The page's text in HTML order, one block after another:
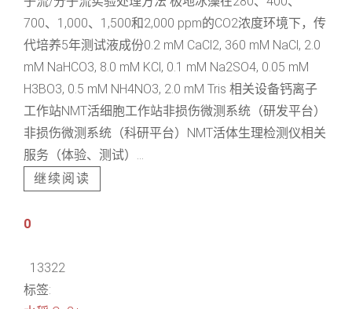
700、1,000、1,500和2,000 ppm的CO2浓度环境下，传
代培养5年测试液成份0.2 mM CaCl2, 360 mM NaCl, 2.0
mM NaHCO3, 8.0 mM KCl, 0.1 mM Na2SO4, 0.05 mM
H3BO3, 0.5 mM NH4NO3, 2.0 mM Tris 相关设备钙离子
工作站NMT活细胞工作站非损伤微测系统（研发平台）
非损伤微测系统（科研平台）NMT活体生理检测仪相关
服务（体验、测试）...
继续阅读
0
13322
标签: